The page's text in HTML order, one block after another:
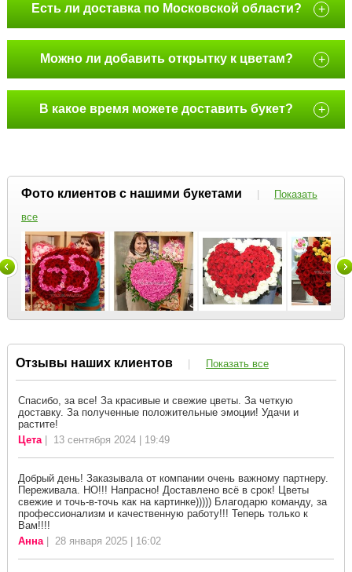
Есть ли доставка по Московской области? +
Можно ли добавить открытку к цветам? +
В какое время можете доставить букет? +
Фото клиентов с нашими букетами |
Показать
все
Отзывы наших клиентов | Показать все
Спасибо, за все! За красивые и свежие цветы. За четкую
доставку. За полученные положительные эмоции! Удачи и
растите!
Цета| 13 сентября 2024 | 19:49
Добрый день! Заказывала от компании очень важному партнеру.
Переживала. НО!!! Напрасно! Доставлено всё в срок! Цветы
свежие и точь-в-точь как на картинке))))) Благодарю команду, за
профессионализм и качественную работу!!! Теперь только к
Вам!!!!
Анна| 28 января 2025 | 16:02